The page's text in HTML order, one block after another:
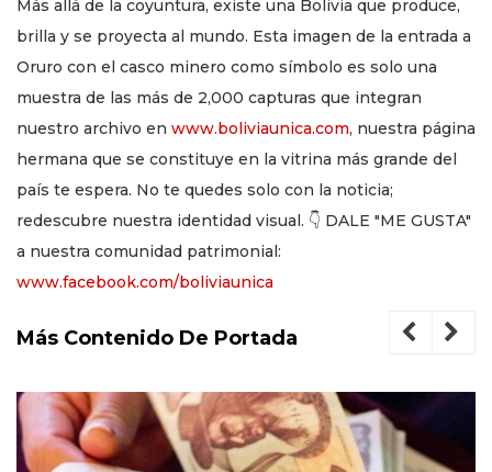
Más allá de la coyuntura, existe una Bolivia que produce,
brilla y se proyecta al mundo. Esta imagen de la entrada a
Oruro con el casco minero como símbolo es solo una
muestra de las más de 2,000 capturas que integran
nuestro archivo en www.boliviaunica.com, nuestra página
hermana que se constituye en la vitrina más grande del
país te espera. No te quedes solo con la noticia;
redescubre nuestra identidad visual. 👇 DALE "ME GUSTA"
a nuestra comunidad patrimonial:
www.facebook.com/boliviaunica
Más Contenido De Portada